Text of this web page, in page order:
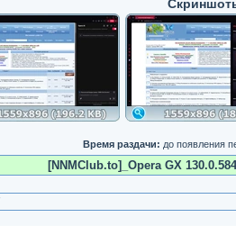
Время раздачи: до появления
[NNMClub.to]_Opera GX